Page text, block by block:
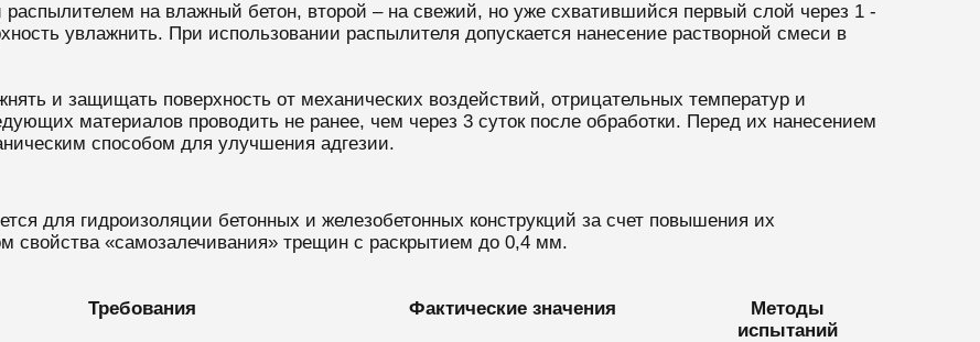
на влажный бетон, второй – на свежий, но уже схватившийся первый слой через 1 -
увлажнить. При использовании распылителя допускается нанесение растворной смеси в
и защищать поверхность от механических воздействий, отрицательных температур и
материалов проводить не ранее, чем через 3 суток после обработки. Перед их нанесением
способом для улучшения адгезии.
для гидроизоляции бетонных и железобетонных конструкций за счет повышения их
свойства «самозалечивания» трещин c раскрытием до 0,4 мм.
Требования Фактические значения
Методы
испытаний